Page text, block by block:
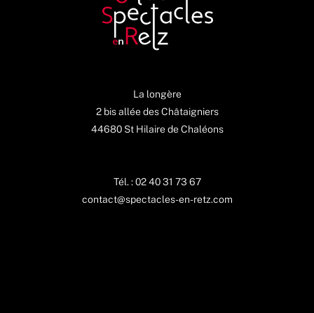
La longère
2 bis allée des Châtaigniers
44680 St Hilaire de Chaléons
Tél. : 02 40 31 73 67
contact@spectacles-en-retz.com